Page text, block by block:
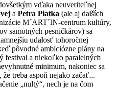
vďaka neuveriteľnej
a Petra Piatka (ale aj dalších
M´ART´IN-centrum kultúry,
samotných pesničkárov) sa
udalosť tohoročnej
pôvodné ambiciózne plány na
festival a niekoľko paralelných
minimum, nakoniec sa
treba aspoň nejako začať...
„nultý“, nech je na čom